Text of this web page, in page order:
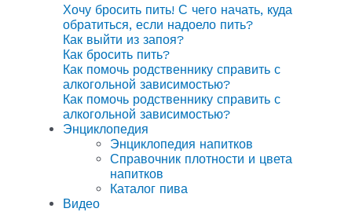
Хочу бросить пить! С чего начать, куда
обратиться, если надоело пить?
Как выйти из запоя?
Как бросить пить?
Как помочь родственнику справить с
алкогольной зависимостью?
Как помочь родственнику справить с
алкогольной зависимостью?
Энциклопедия
Энциклопедия напитков
Справочник плотности и цвета
напитков
Каталог пива
Видео